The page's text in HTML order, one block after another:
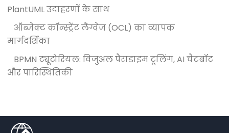
PlantUML उदाहरणों के साथ
ऑब्जेक्ट कॉन्स्ट्रेंट लैंग्वेज (OCL) का व्यापक
मार्गदर्शिका
BPMN ट्यूटोरियल: विजुअल पैराडाइम टूलिंग, AI चैटबॉट
और पारिस्थितिकी